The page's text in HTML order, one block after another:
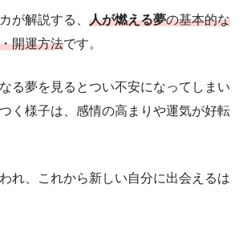
が解説する、 人が燃える夢の基本的な
開運方法です。
る夢を見るとつい不安になってしまい
く様子は、感情の高まりや運気が好転
れ、これから新しい自分に出会えるは